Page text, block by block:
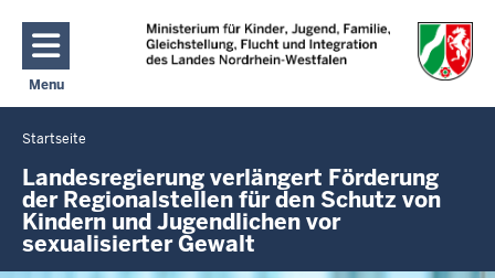
Direkt zum Inhalt
Menu
Navigation aktivieren/deaktivieren: Hauptmenü
Sie
befinden
sich
hier
Startseite
Landesregierung verlängert Förderung
der Regionalstellen für den Schutz von
Kindern und Jugendlichen vor
sexualisierter Gewalt